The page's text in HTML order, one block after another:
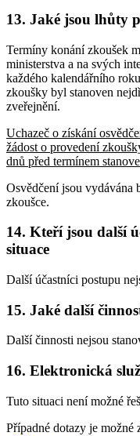
13. Jaké jsou lhůty
Termíny konání zkoušek
ministerstva a na svých
každého kalendářního
zkoušky byl stanoven
zveřejnění.
Uchazeč o získání
žádost o provedení
dnů před termínem
Osvědčení jsou vydávána
zkoušce.
14. Kteří jsou další
situace
Další účastníci postupu
15. Jaké další
Další činnosti nejsou
16. Elektronická
Tuto situaci není možné
Případné dotazy je možné